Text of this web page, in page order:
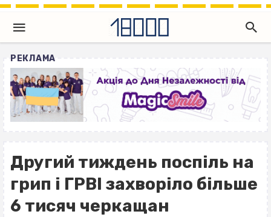
РЕКЛАМА
Другий тиждень поспіль на
грип і ГРВІ захворіло більше
6 тисяч черкащан